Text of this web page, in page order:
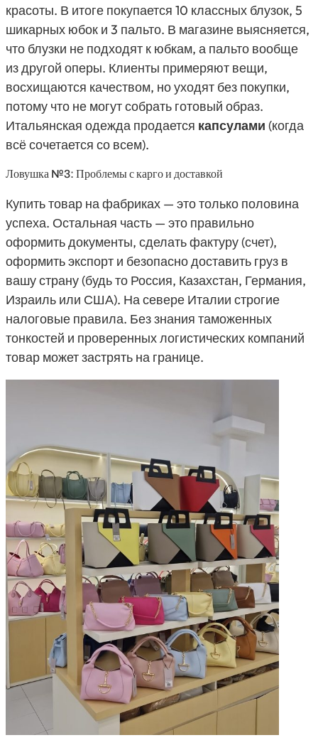
красоты. В итоге покупается 10 классных блузок, 5
шикарных юбок и 3 пальто. В магазине выясняется,
что блузки не подходят к юбкам, а пальто вообще
из другой оперы. Клиенты примеряют вещи,
восхищаются качеством, но уходят без покупки,
потому что не могут собрать готовый образ.
Итальянская одежда продается капсулами (когда
всё сочетается со всем).
Ловушка №3: Проблемы с карго и доставкой
Купить товар на фабриках — это только половина
успеха. Остальная часть — это правильно
оформить документы, сделать фактуру (счет),
оформить экспорт и безопасно доставить груз в
вашу страну (будь то Россия, Казахстан, Германия,
Израиль или США). На севере Италии строгие
налоговые правила. Без знания таможенных
тонкостей и проверенных логистических компаний
товар может застрять на границе.